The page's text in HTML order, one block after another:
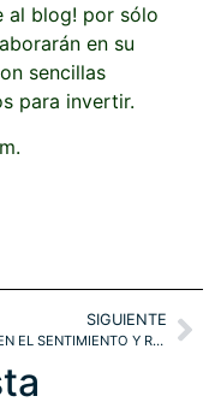
al blog! por sólo
en su
sencillas
para invertir.
SIGUIENTE
DIVERGEN EL SENTIMIENTO Y REALIDAD ECONÓMICA, CONSECUENCIAS. ÍNDICES USA. T.BOND y ORO SHORT SQUEZZE EN MARCHA. ESTRATEGIAS.